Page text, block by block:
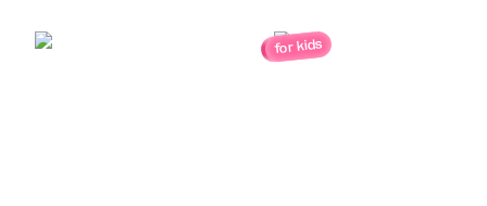
for kids